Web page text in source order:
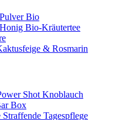
Bio
Bio-Kräutertee
& Rosmarin
Shot Knoblauch
Box
Tagespflege